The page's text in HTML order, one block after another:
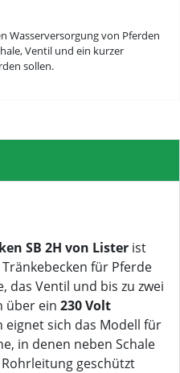
Wasserversorgung von Pferden
Ventil und ein kurzer
sollen.
SB 2H von Lister ist
für Pferde
das Ventil und bis zu zwei
über ein 230 Volt
eignet sich das Modell für
in denen neben Schale
geschützt